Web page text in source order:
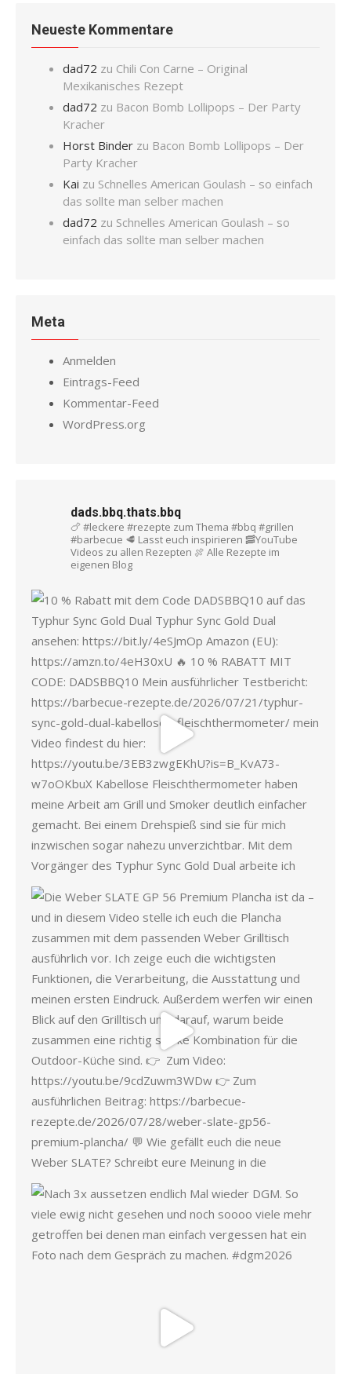
Neueste Kommentare
dad72 zu Chili Con Carne – Original
Mexikanisches Rezept
dad72 zu Bacon Bomb Lollipops – Der Party
Kracher
Horst Binder zu Bacon Bomb Lollipops – Der
Party Kracher
Kai zu Schnelles American Goulash – so einfach
das sollte man selber machen
dad72 zu Schnelles American Goulash – so
einfach das sollte man selber machen
Meta
Anmelden
Eintrags-Feed
Kommentar-Feed
WordPress.org
dads.bbq.thats.bbq
🍗 #leckere #rezepte zum Thema #bbq #grillen
#barbecue 🥩 Lasst euch inspirieren 🥓YouTube
Videos zu allen Rezepten 🍖 Alle Rezepte im
eigenen Blog